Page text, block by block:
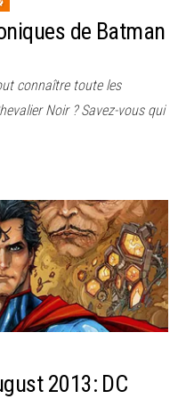
de Batman
connaître toute les
Noir ? Savez-vous qui
2013: DC